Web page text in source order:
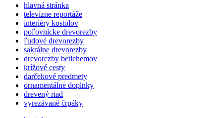
hlavná stránka
televízne reportáže
interiéry kostolov
poľovnícke drevorezby
ľudové drevorezby
sakrálne drevorezby
drevorezby betlehemov
krížové cesty
darčekové predmety
ornamentálne doplnky
drevený riad
vyrezávané črpáky